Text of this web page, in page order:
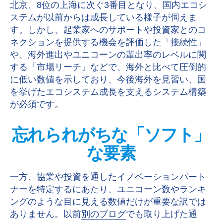
北京、8位の上海に次ぐ3番目となり、国内エコシ
ステムが以前からは成長している様子が伺えま
す。しかし、起業家へのサポートや投資家とのコ
ネクションを提供する機会を評価した「接続性」
や、海外進出やユニコーンの輩出率のレベルに関
する「市場リーチ」などで、海外と比べて圧倒的
に低い数値を示しており、今後海外を見習い、国
を挙げたエコシステム成長を支えるシステム構築
が必須です。
忘れられがちな「ソフト」
な要素
一方、協業や投資を通したイノベーションパート
ナーを特定するにあたり、ユニコーン数やランキ
ングのような目に見える数値だけが重要な訳では
ありません。以前別のブログでも取り上げた通